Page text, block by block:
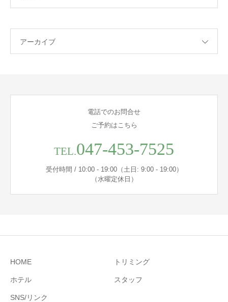
アーカイブ
電話でのお問合せ
ご予約はこちら
TEL.047-453-7525
受付時間 / 10:00 - 19:00（土日: 9:00 - 19:00）
（水曜定休日）
HOME トリミング
ホテル スタッフ
SNS/リンク